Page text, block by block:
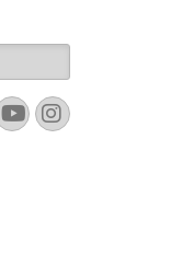
YouTube
Instagram